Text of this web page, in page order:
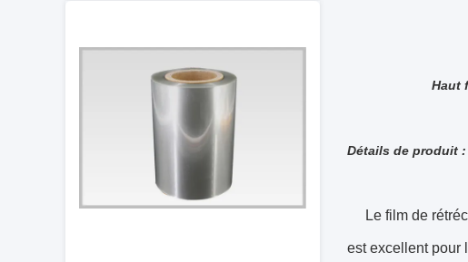
Haut
Détails de produit :
Le film de
est excellent pour